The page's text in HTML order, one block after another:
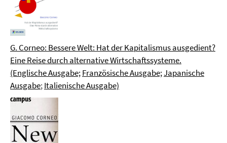
G. Corneo: Bessere Welt: Hat der Kapitalismus ausgedient?
Eine Reise durch alternative Wirtschaftssysteme.
(Englische Ausgabe;Französische Ausgabe;Japanische
Ausgabe;Italienische Ausgabe)